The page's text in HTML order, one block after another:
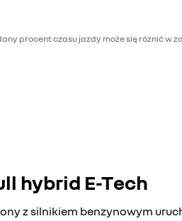
procent czasu jazdy może się różnić w
hybrid E-Tech
z silnikiem benzynowym